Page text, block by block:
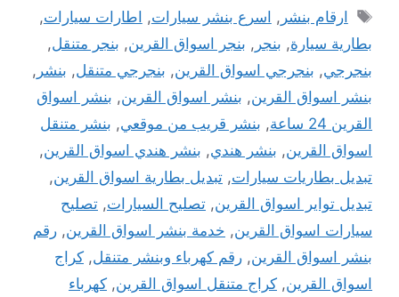
الوسوم
ارقام بنشر , اسرع بنشر سيارات, اطارات سيارات,
بطارية سيارة, بنجر , بنجر اسواق القرين, بنجر متنقل,
بنجرجي, بنجرجي اسواق القرين, بنجرجي متنقل, بنشر ,
بنشر اسواق القرين, بنشر اسواق القرين, بنشر اسواق
القرين 24 ساعة
, بنشر قريب من موقعي, بنشر متنقل
اسواق القرين, بنشر هندي, بنشر هندي اسواق القرين,
تبديل بطاريات سيارات, تبديل بطارية اسواق القرين,
تبديل تواير اسواق القرين, تصليح السيارات, تصليح
سيارات اسواق القرين, خدمة بنشر اسواق القرين, رقم
بنشر اسواق القرين, رقم كهرباء وبنشر متنقل, كراج
اسواق القرين, كراج متنقل اسواق القرين, كهرباء